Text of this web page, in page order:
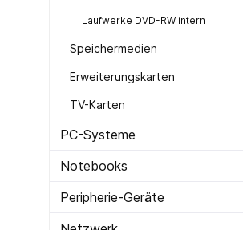
Laufwerke DVD-RW intern
Speichermedien
Erweiterungskarten
TV-Karten
PC-Systeme
Notebooks
Peripherie-Geräte